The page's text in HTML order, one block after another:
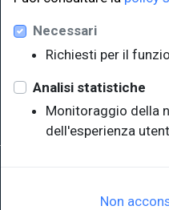
Università degli Studi di
Sistema Bibliotecario di
EUT in cifre
P.IVA 00211830328 - C.F.
Necessari
Richiesti per il
Analisi statistiche
Monitoraggio della
dell'esperienza
Non